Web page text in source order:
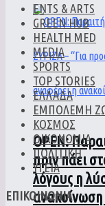
ΟPEN:
πριν πάει
λόγους η
ENTS & ARTS
GREEN HUB
HEALTH MED
MEDIA
SPORTS
TOP STORIES
ΕΛΛΑΔΑ
ΕΜΠΟΛΕΜΗ
ΚΟΣΜΟΣ
ΟΙΚΟΝΟΜΙΑ
ΠΟΛΙΤΙΚΗ
ΥΓΕΙΑ
ΕΠΙΚΟΙΝΩΝΙΑ